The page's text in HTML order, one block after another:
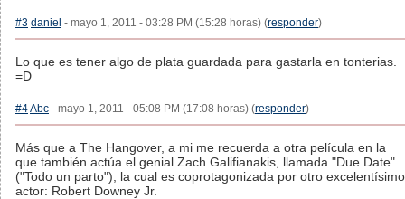
#3 daniel - mayo 1, 2011 - 03:28 PM (15:28 horas) (responder)
Lo que es tener algo de plata guardada para gastarla en tonterias.
=D
#4Abc - mayo 1, 2011 - 05:08 PM (17:08 horas) (responder)
Más que a The Hangover, a mi me recuerda a otra película en la
que también actúa el genial Zach Galifianakis, llamada "Due Date"
("Todo un parto"), la cual es coprotagonizada por otro excelentísimo
actor: Robert Downey Jr.